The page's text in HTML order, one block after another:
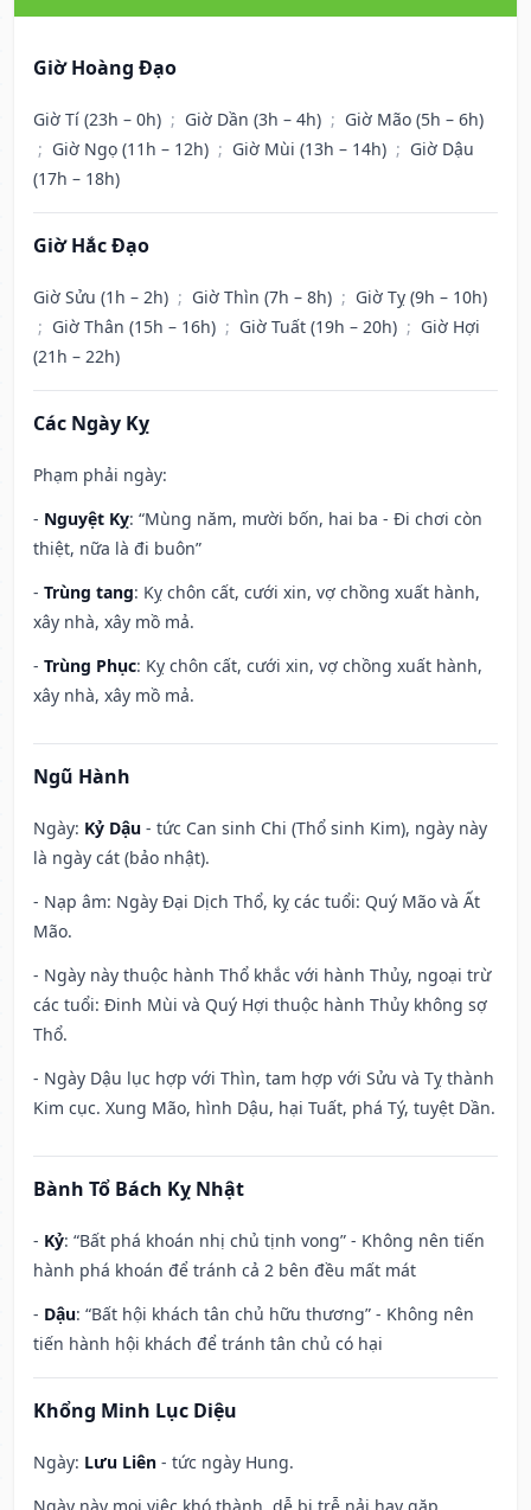
Giờ Hoàng Đạo
Giờ Tí (23h – 0h) ; Giờ Dần (3h – 4h) ; Giờ Mão (5h – 6h)
; Giờ Ngọ (11h – 12h) ; Giờ Mùi (13h – 14h) ; Giờ Dậu
(17h – 18h)
Giờ Hắc Đạo
Giờ Sửu (1h – 2h) ; Giờ Thìn (7h – 8h) ; Giờ Tỵ (9h – 10h)
; Giờ Thân (15h – 16h) ; Giờ Tuất (19h – 20h) ; Giờ Hợi
(21h – 22h)
Các Ngày Kỵ
Phạm phải ngày:
- Nguyệt Kỵ: “Mùng năm, mười bốn, hai ba - Đi chơi còn
thiệt, nữa là đi buôn”
- Trùng tang: Kỵ chôn cất, cưới xin, vợ chồng xuất hành,
xây nhà, xây mồ mả.
- Trùng Phục: Kỵ chôn cất, cưới xin, vợ chồng xuất hành,
xây nhà, xây mồ mả.
Ngũ Hành
Ngày: Kỷ Dậu - tức Can sinh Chi (Thổ sinh Kim), ngày này
là ngày cát (bảo nhật).
- Nạp âm: Ngày Đại Dịch Thổ, kỵ các tuổi: Quý Mão và Ất
Mão.
- Ngày này thuộc hành Thổ khắc với hành Thủy, ngoại trừ
các tuổi: Đinh Mùi và Quý Hợi thuộc hành Thủy không sợ
Thổ.
- Ngày Dậu lục hợp với Thìn, tam hợp với Sửu và Tỵ thành
Kim cục. Xung Mão, hình Dậu, hại Tuất, phá Tý, tuyệt Dần.
Bành Tổ Bách Kỵ Nhật
- Kỷ: “Bất phá khoán nhị chủ tịnh vong” - Không nên tiến
hành phá khoán để tránh cả 2 bên đều mất mát
- Dậu: “Bất hội khách tân chủ hữu thương” - Không nên
tiến hành hội khách để tránh tân chủ có hại
Khổng Minh Lục Diệu
Ngày: Lưu Liên - tức ngày Hung.